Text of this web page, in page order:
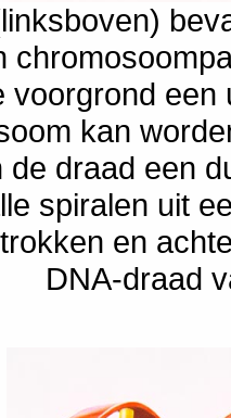
voorgrond een
kan
de draad een
spiralen uit
en
DNA-draad